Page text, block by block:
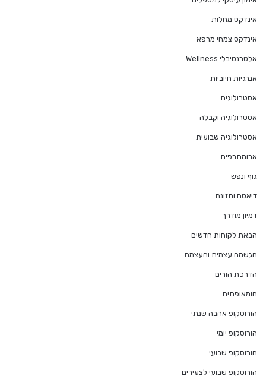
אינדקס מחלות
אינדקס צמחי מרפא
אלטרנטיבלי Wellness
אנרגיות חיוביות
אסטרולוגיה
אסטרולוגיה וקבלה
אסטרולוגיה שבועית
ארומתרפיה
גוף ונפש
דיאטה ותזונה
דמיון מודרך
הבאת לקוחות חדשים
הגשמה עצמית והעצמה
הדרכת הורים
הומאופתיה
הורוסקופ אהבה שנתי
הורוסקופ יומי
הורוסקופ שבועי
הורוסקופ שבועי לצעירים